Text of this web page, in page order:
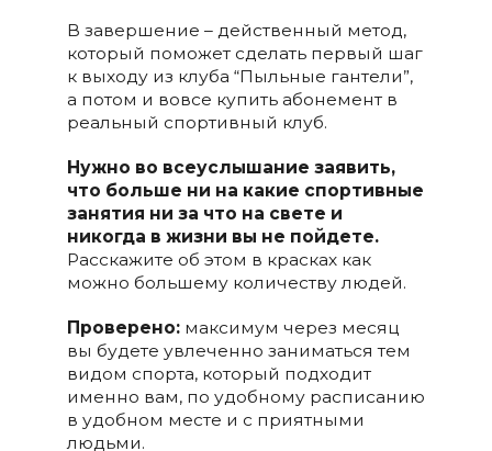
В завершение – действенный метод,
который поможет сделать первый шаг
к выходу из клуба “Пыльные гантели”,
а потом и вовсе купить абонемент в
реальный спортивный клуб.
Нужно во всеуслышание заявить,
что больше ни на какие спортивные
занятия ни за что на свете и
никогда в жизни вы не пойдете.
Расскажите об этом в красках как
можно большему количеству людей.
Проверено:максимум через месяц
вы будете увлеченно заниматься тем
видом спорта, который подходит
именно вам, по удобному расписанию
в удобном месте и с приятными
людьми.